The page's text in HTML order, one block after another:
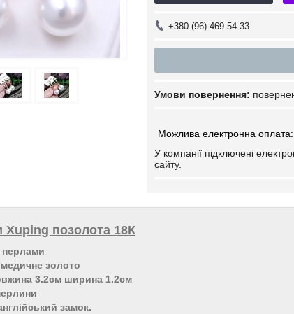
+380 (96) 469-54-33
У компанії підключені
сайту.
Xuping позолота 18К
золото
3.2см ширина 1.2см
замок.